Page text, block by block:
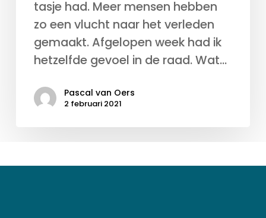
tasje had. Meer mensen hebben
zo een vlucht naar het verleden
gemaakt. Afgelopen week had ik
hetzelfde gevoel in de raad. Wat…
Pascal van Oers
2 februari 2021